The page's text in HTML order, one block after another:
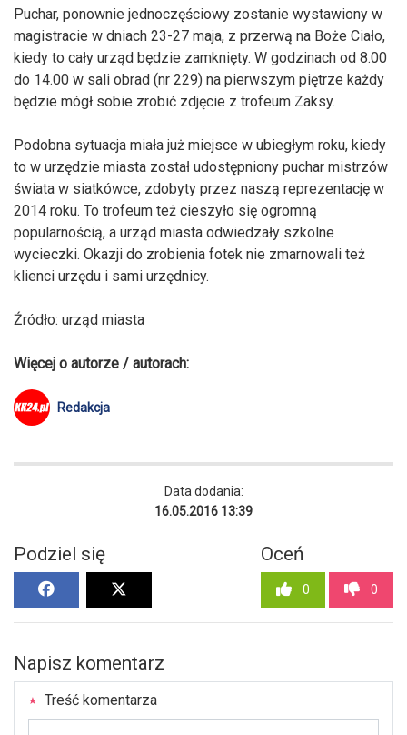
Puchar, ponownie jednoczęściowy zostanie wystawiony w
magistracie w dniach 23-27 maja, z przerwą na Boże Ciało,
kiedy to cały urząd będzie zamknięty. W godzinach od 8.00
do 14.00 w sali obrad (nr 229) na pierwszym piętrze każdy
będzie mógł sobie zrobić zdjęcie z trofeum Zaksy.
Podobna sytuacja miała już miejsce w ubiegłym roku, kiedy
to w urzędzie miasta został udostępniony puchar mistrzów
świata w siatkówce, zdobyty przez naszą reprezentację w
2014 roku. To trofeum też cieszyło się ogromną
popularnością, a urząd miasta odwiedzały szkolne
wycieczki. Okazji do zrobienia fotek nie zmarnowali też
klienci urzędu i sami urzędnicy.
Źródło: urząd miasta
Więcej o autorze / autorach:
Redakcja
Data dodania:
16.05.2016 13:39
Podziel się Oceń
0 0
Napisz komentarz
Treść komentarza